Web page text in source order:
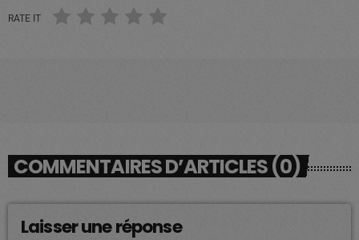
RATE IT
COMMENTAIRES D’ARTICLES (0)
Laisser une réponse